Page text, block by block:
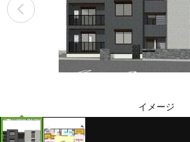
イメージ